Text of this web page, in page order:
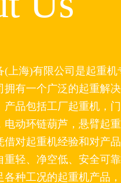
(上海)有限公司是起重机
拥有一个广泛的起重解
产品包括工厂起重机，
电动环链葫芦，悬臂起
借对起重机经验和对产
重轻、净空低、安全可
各种工况的起重机产品